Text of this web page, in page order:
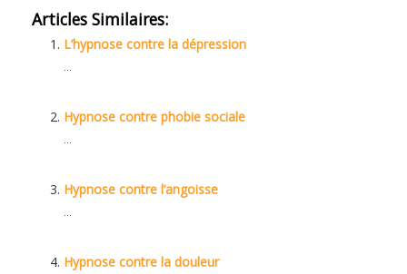
Articles Similaires:
L’hypnose contre la dépression
...
Hypnose contre phobie sociale
...
Hypnose contre l’angoisse
...
Hypnose contre la douleur